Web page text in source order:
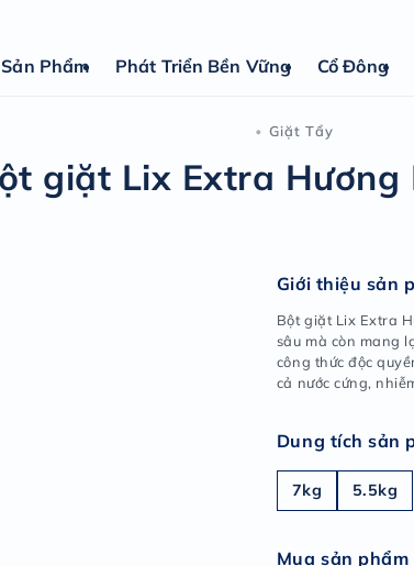
Sản Phẩm Phát Triển Bền Vững Cổ Đông